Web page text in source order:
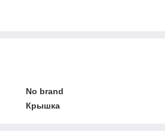
No brand
Крышка